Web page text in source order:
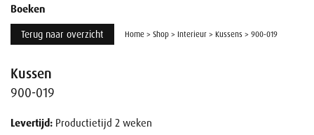
Boeken
Terug naar overzicht Home > Shop > Interieur > Kussens > 900-019
Kussen
900-019
Levertijd: Productietijd 2 weken